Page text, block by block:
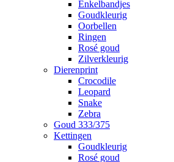
Enkelbandjes
Goudkleurig
Oorbellen
Ringen
Rosé goud
Zilverkleurig
Dierenprint
Crocodile
Leopard
Snake
Zebra
Goud 333/375
Kettingen
Goudkleurig
Rosé goud